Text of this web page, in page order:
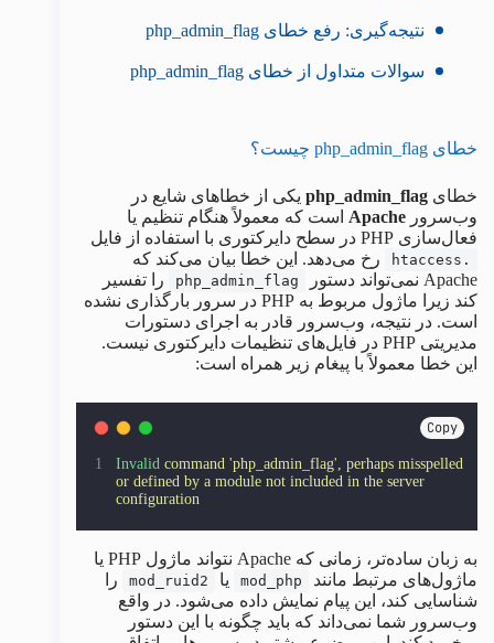
نتیجه‌گیری: رفع خطای php_admin_flag
سوالات متداول از خطای php_admin_flag
خطای php_admin_flag چیست؟
خطای php_admin_flag یکی از خطاهای شایع در
وب‌سرور Apache است که معمولاً هنگام تنظیم یا
فعال‌سازی PHP در سطح دایرکتوری با استفاده از فایل
.htaccess
رخ می‌دهد. این خطا بیان می‌کند که
Apache نمی‌تواند دستور
php_admin_flag
را تفسیر
کند زیرا ماژول مربوط به PHP در سرور بارگذاری نشده
است. در نتیجه، وب‌سرور قادر به اجرای دستورات
مدیریتی PHP در فایل‌های تنظیمات دایرکتوری نیست.
این خطا معمولاً با پیغام زیر همراه است:
Copy
Invalid command 'php_admin_flag' perhaps misspelled
or defined by a module not included in the server
configuration
به زبان ساده‌تر، زمانی که Apache نتواند ماژول PHP یا
ماژول‌های مرتبط مانند
mod_php یا mod_ruid2
را
شناسایی کند، این پیام نمایش داده می‌شود. در واقع
وب‌سرور شما نمی‌داند که باید چگونه با این دستور